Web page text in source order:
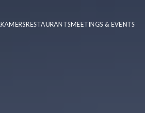
KAMERSRESTAURANTSMEETINGS & EVENTS